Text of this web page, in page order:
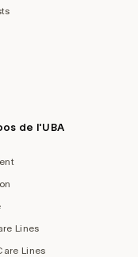
de l'UBA
Lines
Lines